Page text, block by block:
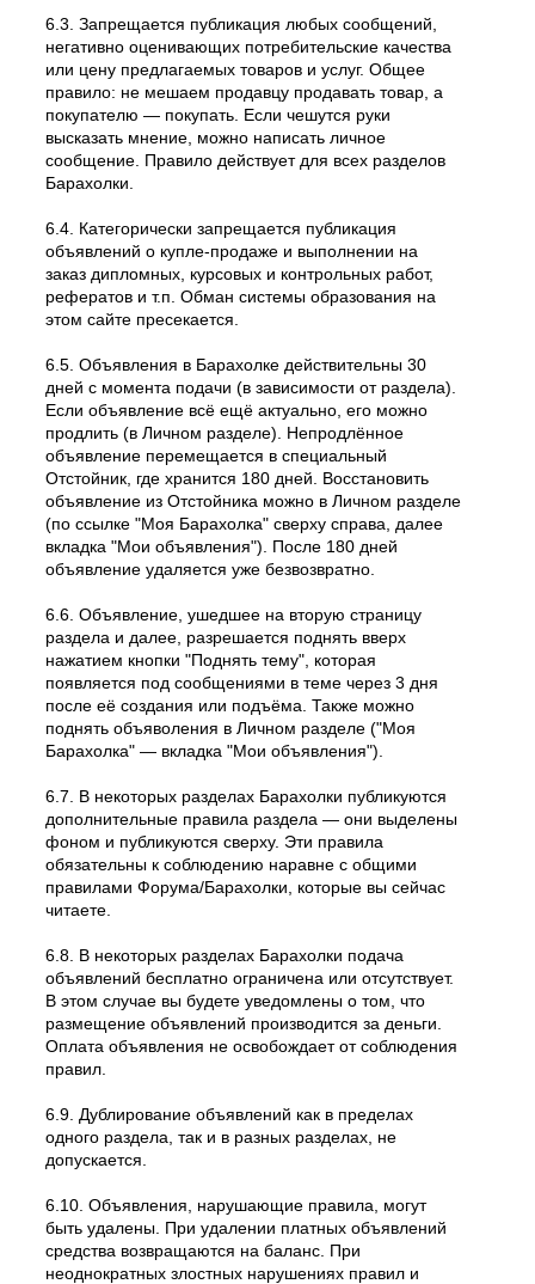
6.3. Запрещается публикация любых сообщений,
негативно оценивающих потребительские качества
или цену предлагаемых товаров и услуг. Общее
правило: не мешаем продавцу продавать товар, а
покупателю — покупать. Если чешутся руки
высказать мнение, можно написать личное
сообщение. Правило действует для всех разделов
Барахолки.
6.4. Категорически запрещается публикация
объявлений о купле-продаже и выполнении на
заказ дипломных, курсовых и контрольных работ,
рефератов и т.п. Обман системы образования на
этом сайте пресекается.
6.5. Объявления в Барахолке действительны 30
дней с момента подачи (в зависимости от раздела).
Если объявление всё ещё актуально, его можно
продлить (в Личном разделе). Непродлённое
объявление перемещается в специальный
Отстойник, где хранится 180 дней. Восстановить
объявление из Отстойника можно в Личном разделе
(по ссылке "Моя Барахолка" сверху справа, далее
вкладка "Мои объявления"). После 180 дней
объявление удаляется уже безвозвратно.
6.6. Объявление, ушедшее на вторую страницу
раздела и далее, разрешается поднять вверх
нажатием кнопки "Поднять тему", которая
появляется под сообщениями в теме через 3 дня
после её создания или подъёма. Также можно
поднять объяволения в Личном разделе ("Моя
Барахолка" — вкладка "Мои объявления").
6.7. В некоторых разделах Барахолки публикуются
дополнительные правила раздела — они выделены
фоном и публикуются сверху. Эти правила
обязательны к соблюдению наравне с общими
правилами Форума/Барахолки, которые вы сейчас
читаете.
6.8. В некоторых разделах Барахолки подача
объявлений бесплатно ограничена или отсутствует.
В этом случае вы будете уведомлены о том, что
размещение объявлений производится за деньги.
Оплата объявления не освобождает от соблюдения
правил.
6.9. Дублирование объявлений как в пределах
одного раздела, так и в разных разделах, не
допускается.
6.10. Объявления, нарушающие правила, могут
быть удалены. При удалении платных объявлений
средства возвращаются на баланс. При
неоднократных злостных нарушениях правил и